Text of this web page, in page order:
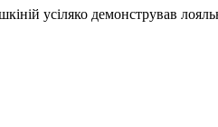
усіляко демонстрував